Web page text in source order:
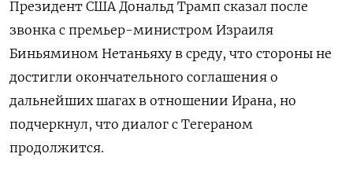
Президент США ‌Дональд Трамп сказал после
‌звонка с премьер-министром Израиля
Биньямином Нетаньяху в среду, что стороны не
достигли ​окончательного соглашения о
дальнейших шагах в отношении Ирана, ‌но
подчеркнул, что диалог с Тегераном
продолжится.